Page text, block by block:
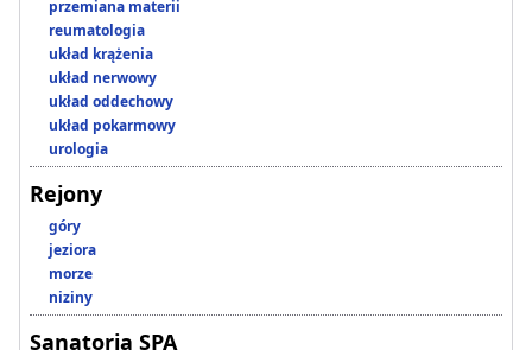
przemiana materii
reumatologia
układ krążenia
układ nerwowy
układ oddechowy
układ pokarmowy
urologia
Rejony
góry
jeziora
morze
niziny
Sanatoria SPA